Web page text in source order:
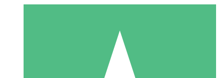
Pacchetti di Crediti Individuali